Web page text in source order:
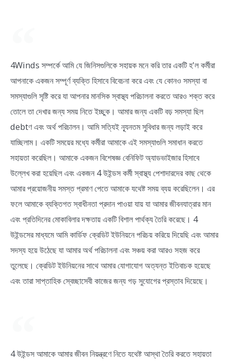
4Winds সম্পর্কে আমি যে জিনিসগুলিকে সহায়ক মনে করি তার একটি হ'ল কর্মীরা
আপনাকে একজন সম্পূর্ণ ব্যক্তি হিসাবে বিবেচনা করে এবং যে কোনও সমস্যা বা
সমস্যাগুলি সৃষ্টি করে যা আপনার মানসিক স্বাস্থ্য পরিচালনা করতে আরও শক্ত করে
তোলে তা দেখার জন্য সময় নিতে ইচ্ছুক। আমার জন্য একটি বড় সমস্যা ছিল
debtণ এবং অর্থ পরিচালন। আমি সত্যিই ন্যূনতম সুবিধার জন্য লড়াই করে
যাচ্ছিলাম। একটি সময়ের মধ্যে কর্মীরা আমাকে এই সমস্যাগুলি সমাধান করতে
সহায়তা করেছিল। আমাকে একজন বিশেষজ্ঞ বেনিফিট অ্যাডভাইজার হিসাবে
উল্লেখ করা হয়েছিল এবং একজন 4 উইন্ডস কর্মী স্বাস্থ্য পেশাদারদের কাছ থেকে
আমার প্রয়োজনীয় সমস্ত প্রমাণ পেতে আমাকে যথেষ্ট সময় ব্যয় করেছিলেন। এর
ফলে আমাকে ব্যক্তিগত স্বাধীনতা প্রদান পাওয়া যায় যা আমার জীবনযাত্রার মান
এবং প্রতিদিনের মোকাবিলার দক্ষতায় একটি বিশাল পার্থক্য তৈরি করেছে। 4
উইন্ডসের মাধ্যমে আমি কার্ডিফ ক্রেডিট ইউনিয়নে পরিচয় করিয়ে দিয়েছি এবং আমার
সদস্য হয়ে উঠেছে যা আমার অর্থ পরিচালনা এবং সঞ্চয় করা আরও সহজ করে
তুলেছে। ক্রেডিট ইউনিয়নের সাথে আমার যোগাযোগ অত্যন্ত ইতিবাচক হয়েছে
এবং তারা সাপ্তাহিক স্বেচ্ছাসেবী কাজের জন্য গড় সুযোগের প্রস্তাব দিয়েছে।
4 উইন্ডস আমাকে আমার জীবন নিয়ন্ত্রণে নিতে যথেষ্ট আস্থা তৈরি করতে সহায়তা